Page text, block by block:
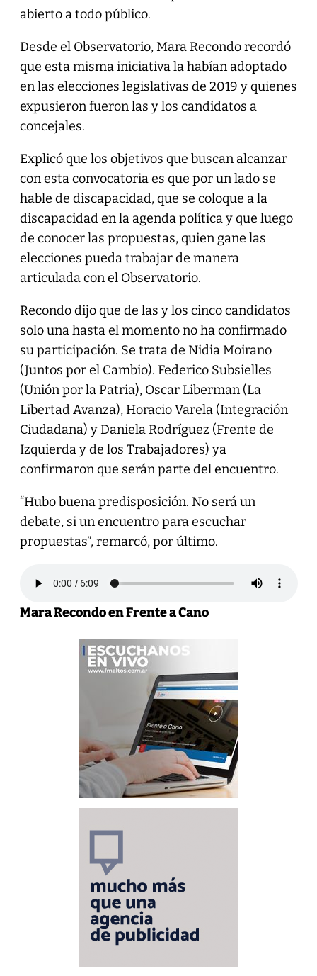
abierto a todo público.
Desde el Observatorio, Mara Recondo recordó
que esta misma iniciativa la habían adoptado
en las elecciones legislativas de 2019 y quienes
expusieron fueron las y los candidatos a
concejales.
Explicó que los objetivos que buscan alcanzar
con esta convocatoria es que por un lado se
hable de discapacidad, que se coloque a la
discapacidad en la agenda política y que luego
de conocer las propuestas, quien gane las
elecciones pueda trabajar de manera
articulada con el Observatorio.
Recondo dijo que de las y los cinco candidatos
solo una hasta el momento no ha confirmado
su participación. Se trata de Nidia Moirano
(Juntos por el Cambio). Federico Subsielles
(Unión por la Patria), Oscar Liberman (La
Libertad Avanza), Horacio Varela (Integración
Ciudadana) y Daniela Rodríguez (Frente de
Izquierda y de los Trabajadores) ya
confirmaron que serán parte del encuentro.
“Hubo buena predisposición. No será un
debate, si un encuentro para escuchar
propuestas”, remarcó, por último.
Mara Recondo en Frente a Cano